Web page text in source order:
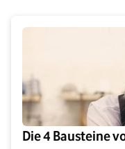
Die 4 Bausteine